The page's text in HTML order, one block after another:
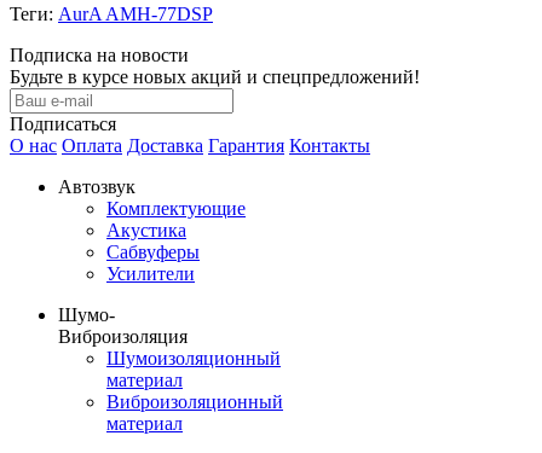
Теги: AurA AMH-77DSP
Подписка на новости
Будьте в курсе новых акций и спецпредложений!
Подписаться
О нас Оплата Доставка Гарантия Контакты
Автозвук
Комплектующие
Акустика
Сабвуферы
Усилители
Шумо-
Виброизоляция
Шумоизоляционный
материал
Виброизоляционный
материал